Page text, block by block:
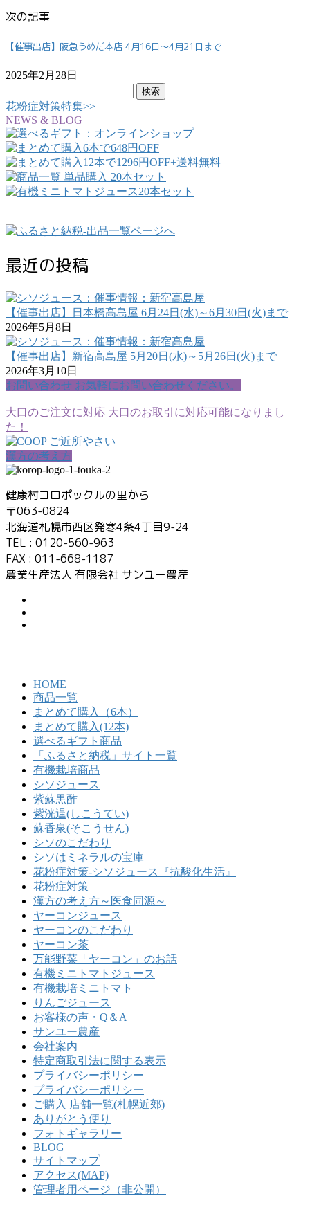
次の記事
【催事出店】阪急うめだ本店 4月16日～4月21日まで
2025年2月28日
索:
花粉症対策特集>>
NEWS & BLOG
最近の投稿
【催事出店】日本橋高島屋 6月24日(水)～6月30日(火)まで
2026年5月8日
【催事出店】新宿高島屋 5月20日(水)～5月26日(火)まで
2026年3月10日
お問い合わせ お気軽にお問い合わせください。
大口のご注文に対応 大口のお取引に対応可能になりまし
た！
漢方の考え方
健康村コロポックルの里から
〒063-0824
北海道札幌市西区発寒4条4丁目9-24
TEL : 0120-560-963
FAX : 011-668-1187
農業生産法人 有限会社 サンユー農産
HOME
商品一覧
まとめて購入（6本）
まとめて購入(12本)
選べるギフト商品
「ふるさと納税」サイト一覧
有機栽培商品
シソジュース
紫蘇黒酢
紫洸逞(しこうてい)
蘇香泉(そこうせん)
シソのこだわり
シソはミネラルの宝庫
花粉症対策-シソジュース『抗酸化生活』
花粉症対策
漢方の考え方～医食同源～
ヤーコンジュース
ヤーコンのこだわり
ヤーコン茶
万能野菜「ヤーコン」のお話
有機ミニトマトジュース
有機栽培ミニトマト
りんごジュース
お客様の声・Q＆A
サンユー農産
会社案内
特定商取引法に関する表示
プライバシーポリシー
プライバシーポリシー
ご購入 店舗一覧(札幌近郊)
ありがとう便り
フォトギャラリー
BLOG
サイトマップ
アクセス(MAP)
管理者用ページ（非公開）